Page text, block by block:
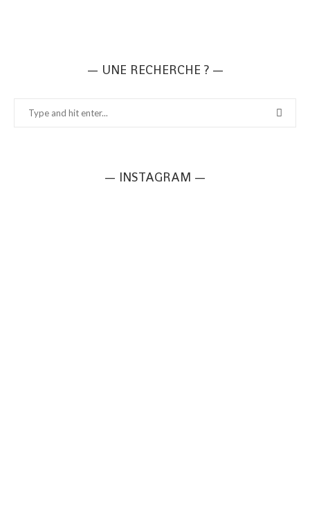
— UNE RECHERCHE ? —
— INSTAGRAM —